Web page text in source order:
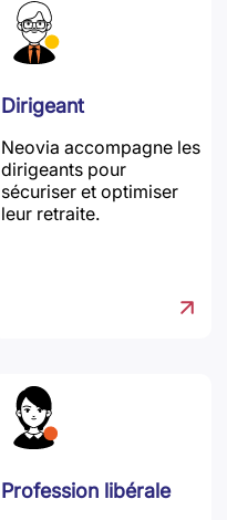
Dirigeant
Neovia accompagne les
dirigeants pour
sécuriser et optimiser
leur retraite.
Profession libérale